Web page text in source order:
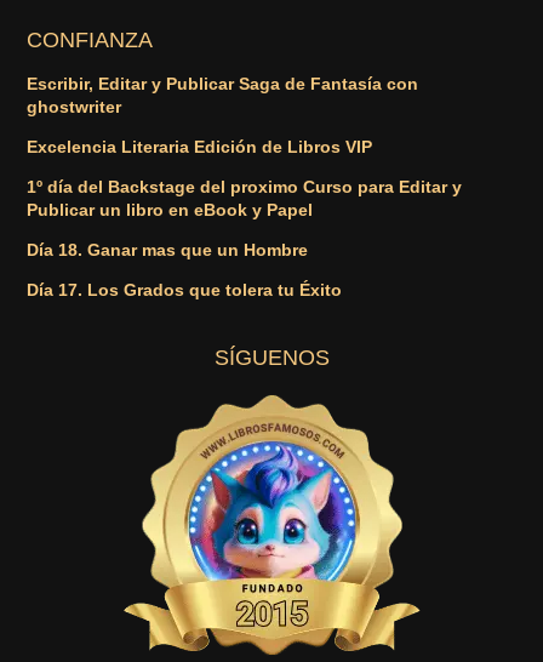
CONFIANZA
Escribir, Editar y Publicar Saga de Fantasía con
ghostwriter
Excelencia Literaria Edición de Libros VIP
1º día del Backstage del proximo Curso para Editar y
Publicar un libro en eBook y Papel
Día 18. Ganar mas que un Hombre
Día 17. Los Grados que tolera tu Éxito
SÍGUENOS